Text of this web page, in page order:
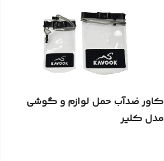
کاور ضدآب حمل لوازم و گوشی
مدل کلیر